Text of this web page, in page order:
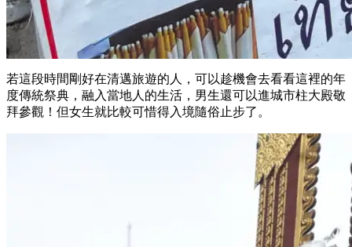
若這段時間剛好在清邁旅遊的人，可以趁機會去看看這裡的年
度傳統祭典，融入當地人的生活，男生還可以進城市柱大殿敬
拜參觀！但女生就比較可惜得入境隨俗止步了。